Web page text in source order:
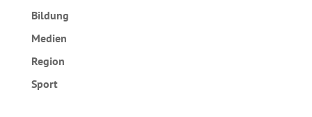
Bildung
Medien
Region
Sport